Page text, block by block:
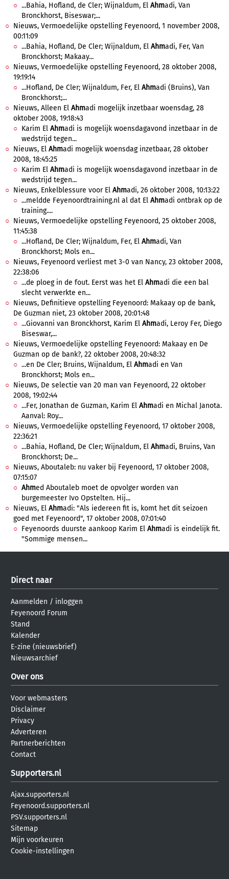
...Bahia, Hofland, de Cler; Wijnaldum, El Ahmadi, Van
Bronckhorst, Biseswar;...
Nieuws, Vermoedelijke opstelling Feyenoord, 1 november 2008,
00:11:09
...Bahia, Hofland, De Cler; Wijnaldum, El Ahmadi, Fer, Van
Bronckhorst; Makaay...
Nieuws, Vermoedelijke opstelling Feyenoord, 28 oktober 2008,
19:19:14
...Hofland, De Cler; Wijnaldum, Fer, El Ahmadi (Bruins), Van
Bronckhorst;...
Nieuws, Alleen El Ahmadi mogelijk inzetbaar woensdag, 28
oktober 2008, 19:18:43
Karim El Ahmadi is mogelijk woensdagavond inzetbaar in de
wedstrijd tegen...
Nieuws, El Ahmadi mogelijk woensdag inzetbaar, 28 oktober
2008, 18:45:25
Karim El Ahmadi is mogelijk woensdagavond inzetbaar in de
wedstrijd tegen...
Nieuws, Enkelblessure voor El Ahmadi, 26 oktober 2008, 10:13:22
...meldde Feyenoordtraining.nl al dat El Ahmadi ontbrak op de
training....
Nieuws, Vermoedelijke opstelling Feyenoord, 25 oktober 2008,
11:45:38
...Hofland, De Cler; Wijnaldum, Fer, El Ahmadi, Van
Bronckhorst; Mols en...
Nieuws, Feyenoord verliest met 3-0 van Nancy, 23 oktober 2008,
22:38:06
...de ploeg in de fout. Eerst was het El Ahmadi die een bal
slecht verwerkte en...
Nieuws, Definitieve opstelling Feyenoord: Makaay op de bank,
De Guzman niet, 23 oktober 2008, 20:01:48
...Giovanni van Bronckhorst, Karim El Ahmadi, Leroy Fer, Diego
Biseswar,...
Nieuws, Vermoedelijke opstelling Feyenoord: Makaay en De
Guzman op de bank?, 22 oktober 2008, 20:48:32
...en De Cler; Bruins, Wijnaldum, El Ahmadi en Van
Bronckhorst; Mols en...
Nieuws, De selectie van 20 man van Feyenoord, 22 oktober
2008, 19:02:44
...Fer, Jonathan de Guzman, Karim El Ahmadi en Michal Janota.
Aanval: Roy...
Nieuws, Vermoedelijke opstelling Feyenoord, 17 oktober 2008,
22:36:21
...Bahia, Hofland, De Cler; Wijnaldum, El Ahmadi, Bruins, Van
Bronckhorst; De...
Nieuws, Aboutaleb: nu vaker bij Feyenoord, 17 oktober 2008,
07:15:07
Ahmed Aboutaleb moet de opvolger worden van
burgemeester Ivo Opstelten. Hij...
Nieuws, El Ahmadi: "Als iedereen fit is, komt het dit seizoen
goed met Feyenoord", 17 oktober 2008, 07:01:40
Feyenoords duurste aankoop Karim El Ahmadi is eindelijk fit.
"Sommige mensen...
Direct naar
Aanmelden / inloggen
Feyenoord Forum
Stand
Kalender
E-zine (nieuwsbrief)
Nieuwsarchief
Over ons
Voor webmasters
Disclaimer
Privacy
Adverteren
Partnerberichten
Contact
Supporters.nl
Ajax.supporters.nl
Feyenoord.supporters.nl
PSV.supporters.nl
Sitemap
Mijn voorkeuren
Cookie-instellingen